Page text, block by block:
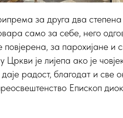
за друга два
само за себе, него
повјерена, за парохијане и
Цркви је лијепа ако је
радост, благодат и све
Епископ